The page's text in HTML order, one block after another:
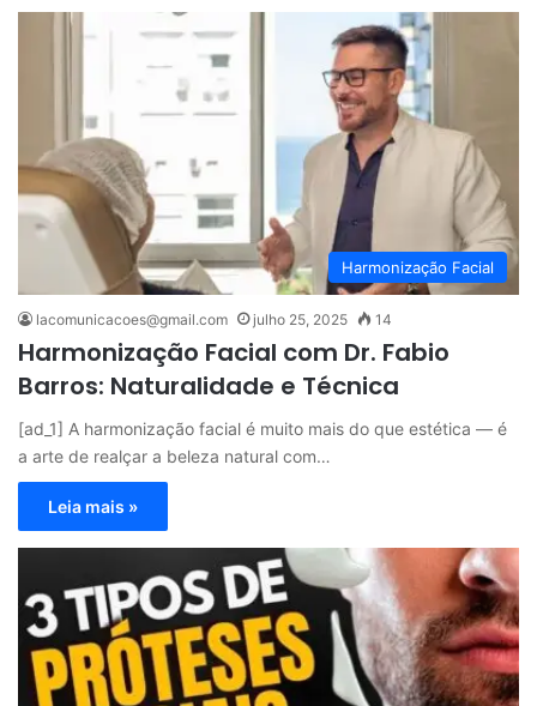
Harmonização Facial
lacomunicacoes@gmail.com julho 25, 2025 14
Harmonização Facial com Dr. Fabio
Barros: Naturalidade e Técnica
[ad_1] A harmonização facial é muito mais do que estética — é
a arte de realçar a beleza natural com…
Leia mais »